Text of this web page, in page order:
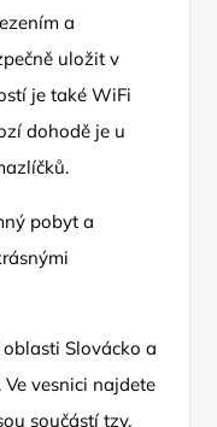
a
uložit v
je také WiFi
dohodě je u
pobyt a
Slovácko a
vesnici najdete
součástí tzv.